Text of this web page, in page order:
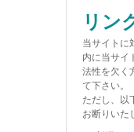
リン
当サイトに
内に当サイ
法性を欠く
て下さい。
ただし、以
お断りいた